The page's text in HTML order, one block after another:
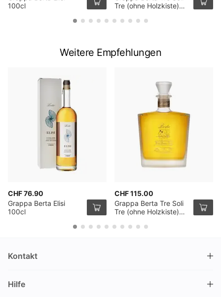
100cl
Tre (ohne Holzkiste)
Weitere Empfehlungen
CHF 76.90
Grappa Berta Elisi
100cl
CHF 115.00
Grappa Berta Tre Soli
Tre (ohne Holzkiste)
Kontakt
Nüschelerstrasse 35
Hilfe